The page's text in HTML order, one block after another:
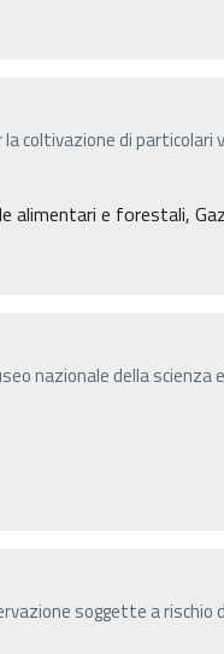
coltivazione di particolari
alimentari e forestali,
nazionale della scienza
soggette a rischio